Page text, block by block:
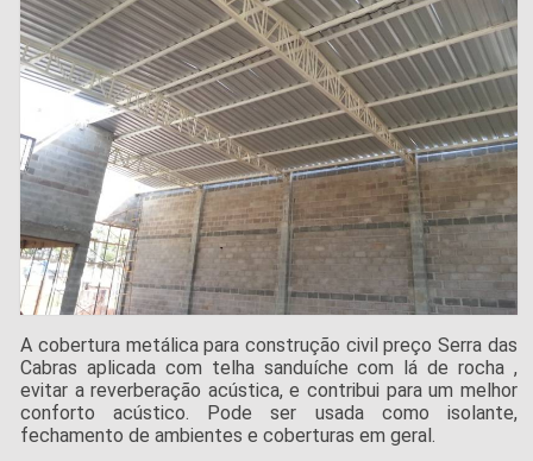
A cobertura metálica para construção civil preço Serra das
Cabras aplicada com telha sanduíche com lá de rocha ,
evitar a reverberação acústica, e contribui para um melhor
conforto acústico. Pode ser usada como isolante,
fechamento de ambientes e coberturas em geral.